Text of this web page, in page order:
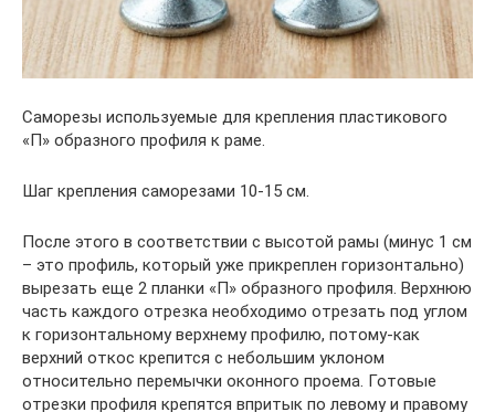
Саморезы используемые для крепления пластикового
«П» образного профиля к раме.
Шаг крепления саморезами 10-15 см.
После этого в соответствии с высотой рамы (минус 1 см
– это профиль, который уже прикреплен горизонтально)
вырезать еще 2 планки «П» образного профиля. Верхнюю
часть каждого отрезка необходимо отрезать под углом
к горизонтальному верхнему профилю, потому-как
верхний откос крепится с небольшим уклоном
относительно перемычки оконного проема. Готовые
отрезки профиля крепятся впритык по левому и правому